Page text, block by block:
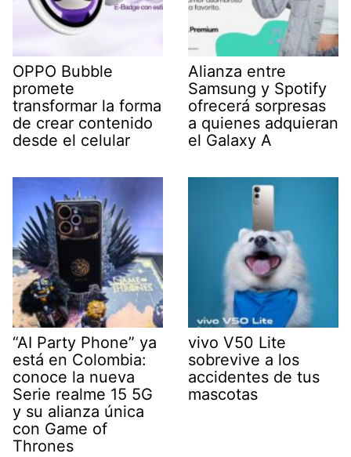
OPPO Bubble
promete
transformar la forma
de crear contenido
desde el celular
Alianza entre
Samsung y Spotify
ofrecerá sorpresas
a quienes adquieran
el Galaxy A
“AI Party Phone” ya
está en Colombia:
conoce la nueva
Serie realme 15 5G
y su alianza única
con Game of
Thrones
vivo V50 Lite
sobrevive a los
accidentes de tus
mascotas